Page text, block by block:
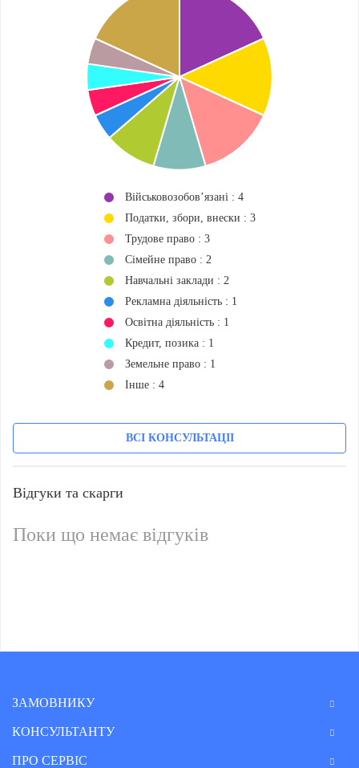
Військовозобов’язані : 4
Податки, збори, внески : 3
Трудове право : 3
Сімейне право : 2
Навчальні заклади : 2
Рекламна діяльність : 1
Освітна діяльність : 1
Кредит, позика : 1
Земельне право : 1
Iнше : 4
ВСІ КОНСУЛЬТАЦІІ
Відгуки та скарги
Поки що немає вiдгукiв
ЗАМОВНИКУ
КОНСУЛЬТАНТУ
ПРО СЕРВІС